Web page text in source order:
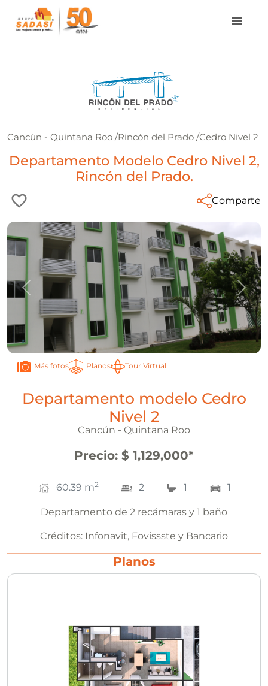
Cancún - Quintana Roo /Rincón del Prado /Cedro Nivel 2
Departamento Modelo Cedro Nivel 2,
Rincón del Prado.
Comparte
Anterior
Más fotos Planos Tour Virtual
Departamento modelo Cedro
Nivel 2
Cancún - Quintana Roo
Precio: $ 1,129,000*
60.39 m2 2 1 1
Departamento de 2 recámaras y 1 baño
Créditos: Infonavit, Fovissste y Bancario
Planos